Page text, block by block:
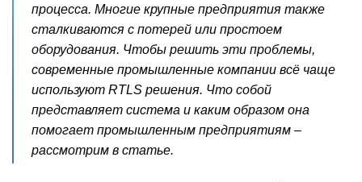
процесса. Многие крупные предприятия также
сталкиваются с потерей или простоем
оборудования. Чтобы решить эти проблемы,
современные промышленные компании всё чаще
используют RTLS решения. Что собой
представляет система и каким образом она
помогает промышленным предприятиям –
рассмотрим в статье.